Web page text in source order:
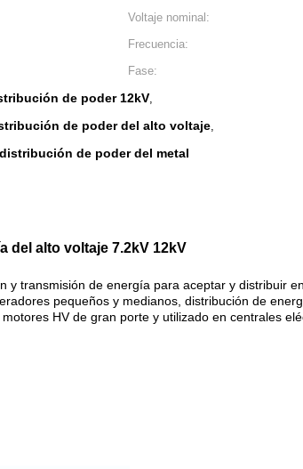
Voltaje nominal:
Frecuencia:
Fase:
de poder 12kV,
de poder del alto voltaje,
de poder del metal
del alto voltaje 7.2kV 12kV
transmisión de energía para aceptar y distribuir
pequeños y medianos, distribución de
HV de gran porte y utilizado en centrales